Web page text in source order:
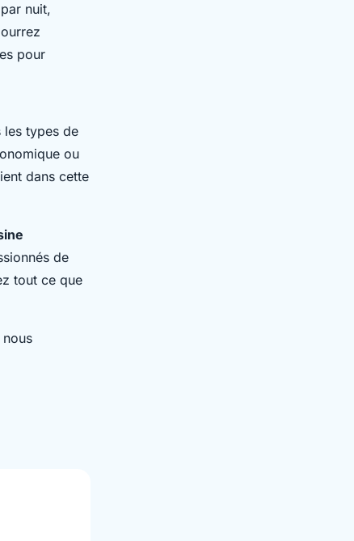
nuit,
pour
les types de
ou
dans cette
de
tout ce que